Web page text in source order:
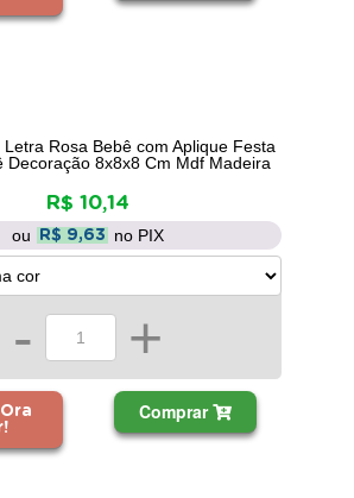
Rosa Bebê com Aplique Festa
Decoração 8x8x8 Cm Mdf Madeira
R$ 10,14
ou R$ 9,63 no PIX
- +
Comprar